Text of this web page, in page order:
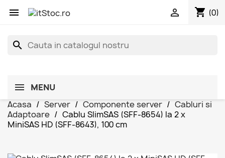
 shopping_cart (0)

search
MENU
Acasa
Server Componente server
Cabluri si
Adaptoare
Cablu SlimSAS (SFF-8654) la 2 x
MiniSAS HD (SFF-8643), 100 cm